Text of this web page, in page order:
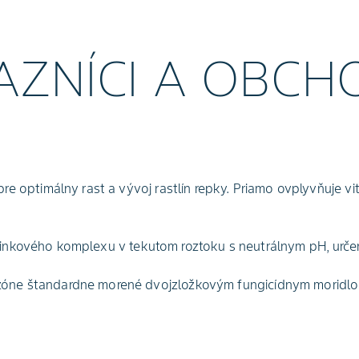
​A
optimálny rast a vývoj rastlín repky. Priamo ovplyvňuje
komplexu v tekutom roztoku s neutrálnym pH,
štandardne morené dvojzložkovým fungicídnym